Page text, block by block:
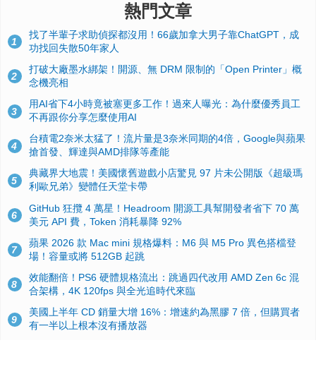
熱門文章
1
找了半輩子求助偵探都沒用！66歲加拿大男子靠ChatGPT，成
功找回失散50年家人
2
打破大廠墨水綁架！開源、無 DRM 限制的「Open Printer」概
念機亮相
3
用AI省下4小時竟被塞更多工作！過來人曝光：為什麼優秀員工
不再跟你分享怎麼使用AI
4
台積電2奈米太猛了！流片量是3奈米同期的4倍，Google與蘋果
搶首發、輝達與AMD排隊等產能
5
典藏界大地震！美國懷舊遊戲小店驚見 97 片未公開版《超級瑪
利歐兄弟》變體任天堂卡帶
6
GitHub 狂攬 4 萬星！Headroom 開源工具幫開發者省下 70 萬
美元 API 費，Token 消耗暴降 92%
7
蘋果 2026 款 Mac mini 規格爆料：M6 與 M5 Pro 異色搭檔登
場！容量或將 512GB 起跳
8
效能翻倍！PS6 硬體規格流出：跳過四代改用 AMD Zen 6c 混
合架構，4K 120fps 與全光追時代來臨
9
美國上半年 CD 銷量大增 16%：增速約為黑膠 7 倍，但購買者
有一半以上根本沒有播放器